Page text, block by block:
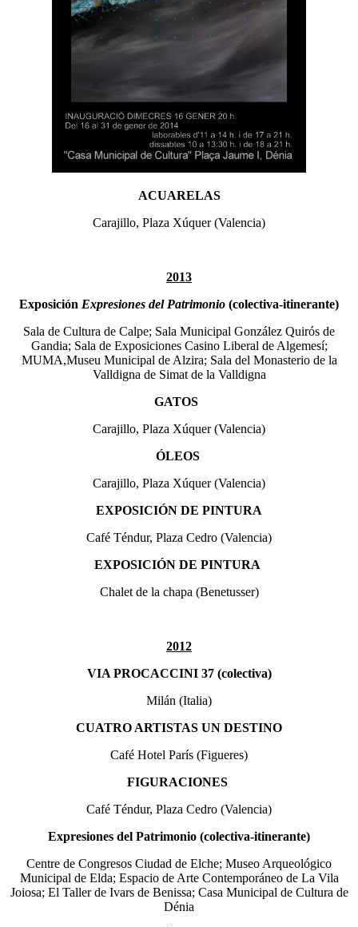
ACUARELAS
Carajillo, Plaza Xúquer (Valencia)
2013
Exposición Expresiones del Patrimonio (colectiva-itinerante)
Sala de Cultura de Calpe; Sala Municipal González Quirós de
Gandia; Sala de Exposiciones Casino Liberal de Algemesí;
MUMA,Museu Municipal de Alzira; Sala del Monasterio de la
Valldigna de Simat de la Valldigna
GATOS
Carajillo, Plaza Xúquer (Valencia)
ÓLEOS
Carajillo, Plaza Xúquer (Valencia)
EXPOSICIÓN DE PINTURA
Café Téndur, Plaza Cedro (Valencia)
EXPOSICIÓN DE PINTURA
Chalet de la chapa (Benetusser)
2012
VIA PROCACCINI 37 (colectiva)
Milán (Italia)
CUATRO ARTISTAS UN DESTINO
Café Hotel París (Figueres)
FIGURACIONES
Café Téndur, Plaza Cedro (Valencia)
Expresiones del Patrimonio (colectiva-itinerante)
Centre de Congresos Ciudad de Elche; Museo Arqueológico
Municipal de Elda; Espacio de Arte Contemporáneo de La Vila
Joiosa; El Taller de Ivars de Benissa; Casa Municipal de Cultura de
Dénia